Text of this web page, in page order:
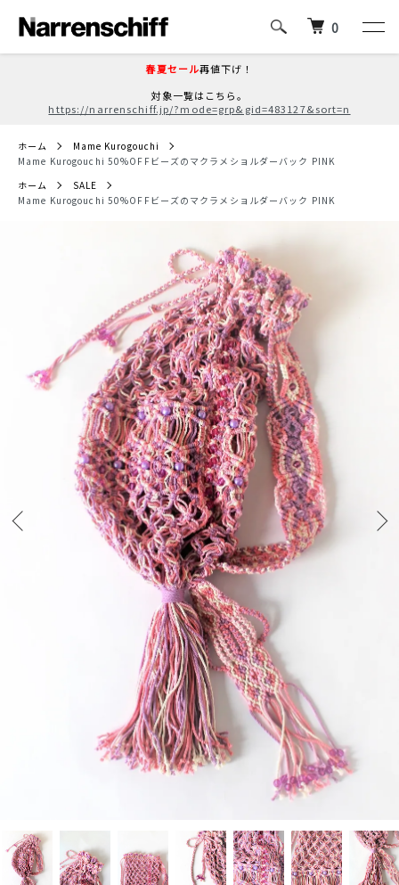
春夏セール再値下げ！
対象一覧はこちら。
https://narrenschiff.jp/?mode=grp&gid=483127&sort=n
0
ホーム
Mame Kurogouchi
Mame Kurogouchi 50%OFFビーズのマクラメショルダーバック PINK
ホーム
SALE
Mame Kurogouchi 50%OFFビーズのマクラメショルダーバック PINK